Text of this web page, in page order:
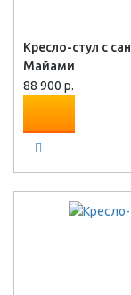
Кресло-стул с
Майами
88 900 р.